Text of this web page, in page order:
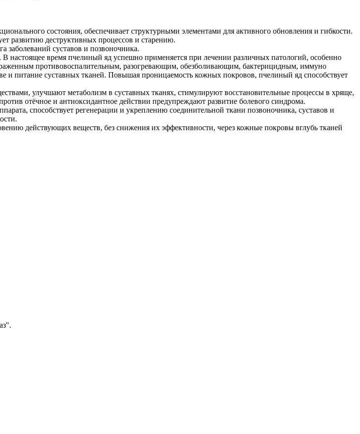
состояния, обеспечивает структурными элементами для активного обновления и гибкости.
развитию деструктивных процессов и старению.
заболеваний суставов и позвоночника.
время пчелиный яд успешно применяется при лечении различных патологий, особенно
противовоспалительным, разогревающим, обезболивающим, бактерицидным, иммуно
и питание суставных тканей. Повышая проницаемость кожных покровов, пчелиный яд способствует
улучшают метаболизм в суставных тканях, стимулируют восстановительные процессы в хряще,
отёчное и антиоксидантное действии предупреждают развитие болевого синдрома.
способствует регенерации и укреплению соединительной ткани позвоночника, суставов и
действующих веществ, без снижения их эффективности, через кожные покровы вглубь тканей